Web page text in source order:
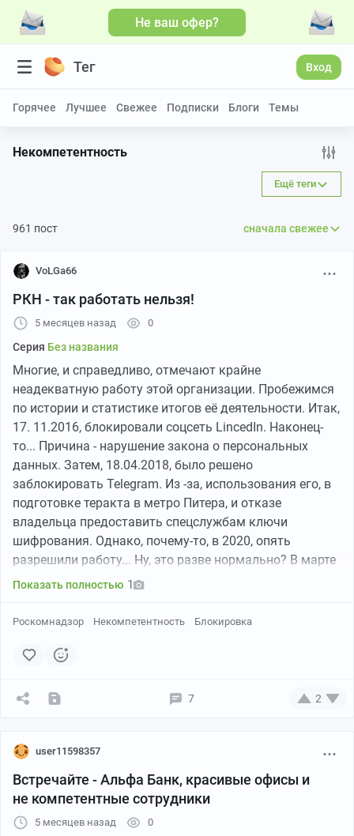
Не ваш офер?
Тег Вход
Горячее Лучшее Свежее Подписки Блоги Темы
Некомпетентность
Ещё теги
961 пост сначала свежее
VoLGa66
РКН - так работать нельзя!
5 месяцев назад 0
Серия Без названия
Многие, и справедливо, отмечают крайне
неадекватную работу этой организации. Пробежимся
по истории и статистике итогов её деятельности. Итак,
17. 11.2016, блокировали соцсеть LincedIn. Наконец-
то... Причина - нарушение закона о персональных
данных. Затем, 18.04.2018, было решено
заблокировать Telegram. Из -за, использования его, в
подготовке теракта в метро Питера, и отказе
владельца предоставить спецслужбам ключи
шифрования. Однако, почему-то, в 2020, опять
разрешили работу... Ну, это разве нормально? В марте
2021, вместо блокировки (кишка тонка, что-ли), стали
набрались смелости и отрубили. Причина блокировки
наконец-то, отрубили сначала Facebook, и чуть позже
Причина блокировки - распространение сообщений
ЛБГТ сайты. Например заблокировали в августе 2023
Только через год(!) , заблочили мессенджер Signal.
Причина - использование в экстремисткой и
террористической деятельности. К концу года, правда,
Показать полностью 1
Роскомнадзор Некомпетентность Блокировка
7 2
user11598357
Встречайте - Альфа Банк, красивые офисы и
не компетентные сотрудники
5 месяцев назад 0